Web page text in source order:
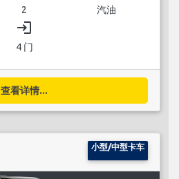
2 汽油
login
4 门
查看详情...
小型/中型卡车